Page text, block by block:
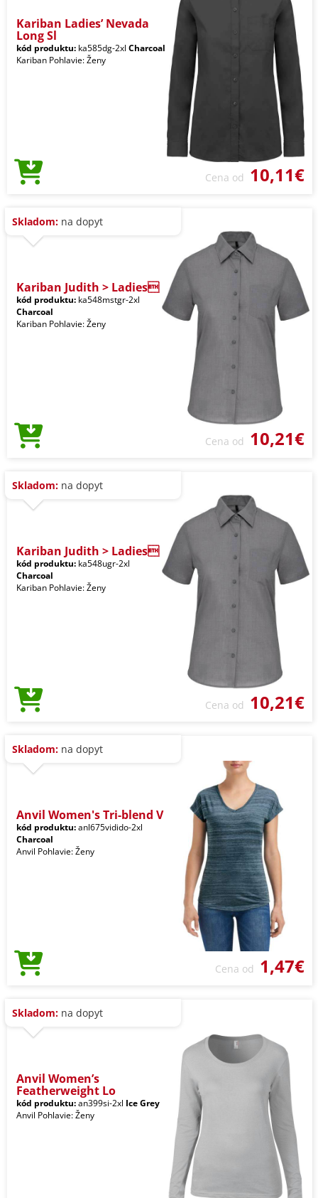
Kariban Ladies’ Nevada
Long Sl
kód produktu: ka585dg-2xl Charcoal
Kariban Pohlavie: Ženy
Cena od 10,11€
Skladom: na dopyt
Kariban Judith > Ladies
kód produktu: ka548mstgr-2xl
Charcoal
Kariban Pohlavie: Ženy
Cena od 10,21€
Skladom: na dopyt
Kariban Judith > Ladies
kód produktu: ka548ugr-2xl
Charcoal
Kariban Pohlavie: Ženy
Cena od 10,21€
Skladom: na dopyt
Anvil Women's Tri-blend V
kód produktu:anl675vidido-2xl
Charcoal
Anvil Pohlavie: Ženy
Cena od 1,47€
Skladom: na dopyt
Anvil Women’s
Featherweight Lo
kód produktu:an399si-2xl Ice Grey
Anvil Pohlavie: Ženy